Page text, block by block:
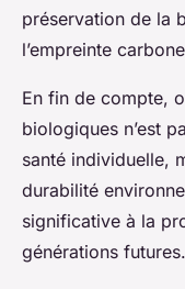
préservation de la
l’empreinte
En fin de compte,
biologiques n’est
santé individuelle,
durabilité
significative à la
générations futures.